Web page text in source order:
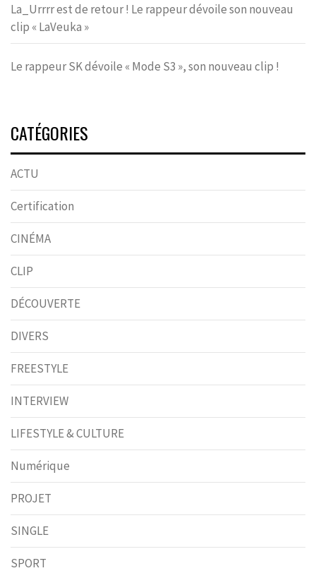
La_Urrrr est de retour ! Le rappeur dévoile son nouveau
clip « LaVeuka »
Le rappeur SK dévoile « Mode S3 », son nouveau clip !
CATÉGORIES
ACTU
Certification
CINÉMA
CLIP
DÉCOUVERTE
DIVERS
FREESTYLE
INTERVIEW
LIFESTYLE & CULTURE
Numérique
PROJET
SINGLE
SPORT